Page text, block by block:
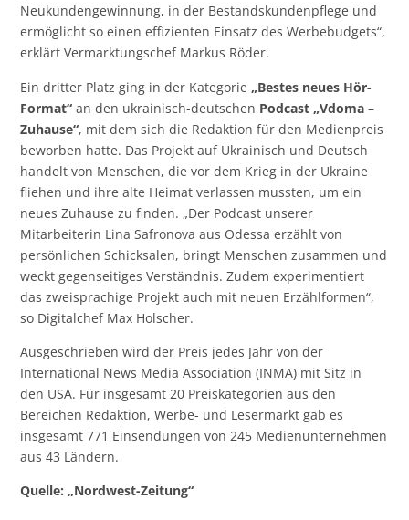
Neukundengewinnung, in der Bestandskundenpflege und
ermöglicht so einen effizienten Einsatz des Werbebudgets“,
erklärt Vermarktungschef Markus Röder.
Ein dritter Platz ging in der Kategorie „Bestes neues Hör-
Format“ an den ukrainisch-deutschen Podcast „Vdoma –
Zuhause“, mit dem sich die Redaktion für den Medienpreis
beworben hatte. Das Projekt auf Ukrainisch und Deutsch
handelt von Menschen, die vor dem Krieg in der Ukraine
fliehen und ihre alte Heimat verlassen mussten, um ein
neues Zuhause zu finden. „Der Podcast unserer
Mitarbeiterin Lina Safronova aus Odessa erzählt von
persönlichen Schicksalen, bringt Menschen zusammen und
weckt gegenseitiges Verständnis. Zudem experimentiert
das zweisprachige Projekt auch mit neuen Erzählformen“,
so Digitalchef Max Holscher.
Ausgeschrieben wird der Preis jedes Jahr von der
International News Media Association (INMA) mit Sitz in
den USA. Für insgesamt 20 Preiskategorien aus den
Bereichen Redaktion, Werbe- und Lesermarkt gab es
insgesamt 771 Einsendungen von 245 Medienunternehmen
aus 43 Ländern.
Quelle: „Nordwest-Zeitung“